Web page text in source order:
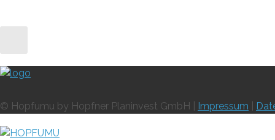
© Hopfumu by Hopfner Planinvest GmbH | Impressum